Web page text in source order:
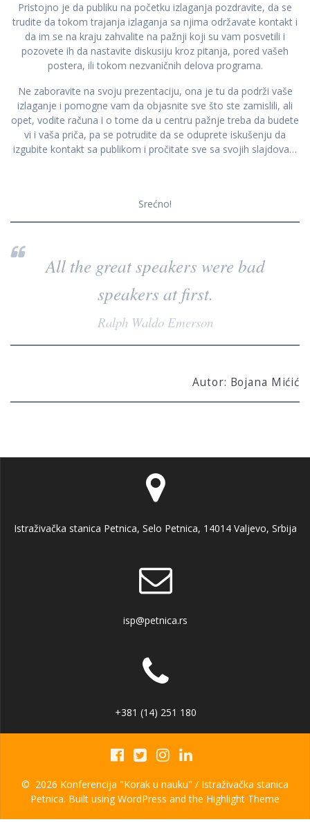
Pristojno je da publiku na početku izlaganja pozdravite, da se
trudite da tokom trajanja izlaganja sa njima održavate kontakt i
da im se na kraju zahvalite na pažnji koji su vam posvetili i
pozovete ih da nastavite diskusiju kroz pitanja, pored vašeh
postera, ili tokom nezvaničnih delova programa.
Ne zaboravite na svoju prezentaciju, ona je tu da podrži vaše
izlaganje i pomogne vam da objasnite sve što ste zamislili, ali
opet, vodite računa i o tome da u centru pažnje treba da budete
vi i vaša priča, pa se potrudite da se oduprete iskušenju da
izgubite kontakt sa publikom i pročitate sve sa svojih slajdova…
Srećno!
All the great speakers were bad
speakers at first.
Ralph Waldo Emerson
Autor: Bojana Mićić
Istraživačka stanica Petnica, Selo Petnica, 14014 Valjevo, Srbija
isp@petnica.rs
+381 (14) 251 180
© 2026 Konferencija "Korak u nauku" / Istraživačka stanica
Petnica. Built using WordPress and the Highlight Theme